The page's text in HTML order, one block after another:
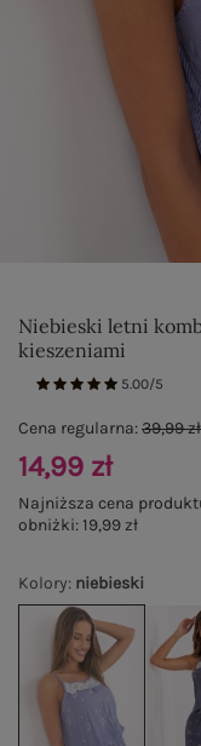
Niebieski letni
kieszeniami
5.00/5
Kolory: niebieski
Cena regularna:39,99 zł
14,99 zł
Najniższa cena
obniżki:19,99 zł